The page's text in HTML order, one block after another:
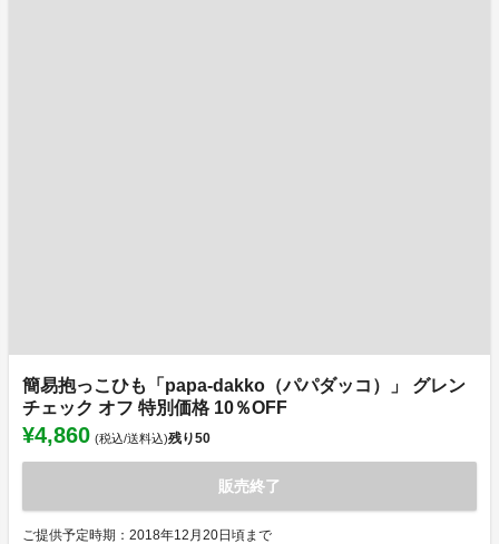
簡易抱っこひも「papa-dakko（パパダッコ）」 グレン
チェック オフ 特別価格 10％OFF
¥4,860 (税込/送料込)残り50
販売終了
ご提供予定時期：2018年12月20日頃まで